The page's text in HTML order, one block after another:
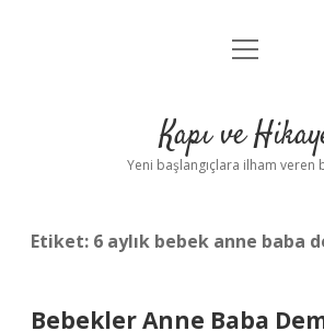
Anasayfa
Yasal Uyarı
menüyü
Kapı ve
Yeni başlangıçlara ilham veren
Etiket: 6 aylık bebek anne baba
Bebekler Anne Baba